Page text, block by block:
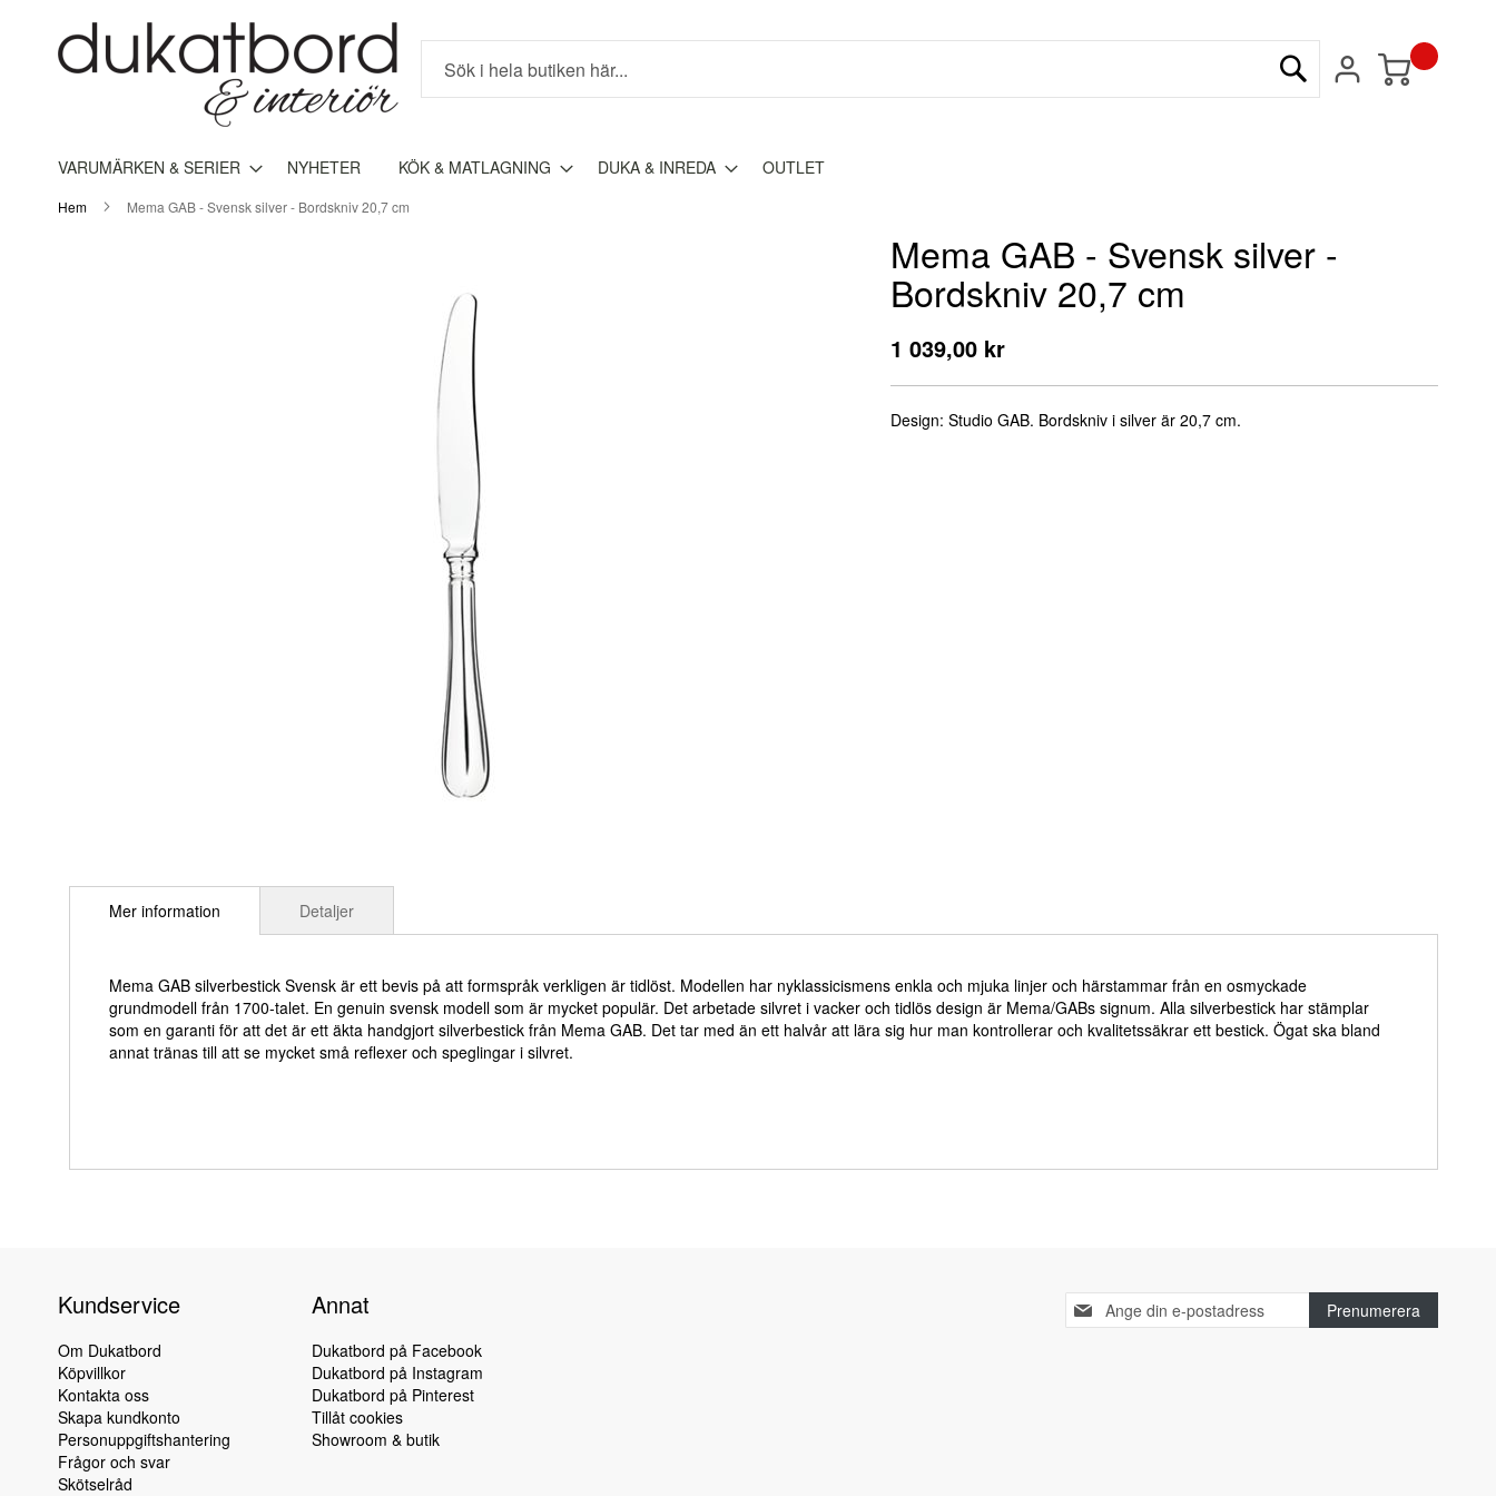
Min kundvagn
Sök
VARUMÄRKEN & SERIER NYHETER KÖK & MATLAGNING DUKA & INREDA OUTLET
Hem Mema GAB - Svensk silver - Bordskniv 20,7 cm
Mema GAB - Svensk silver -
Bordskniv 20,7 cm
1 039,00 kr
Design: Studio GAB. Bordskniv i silver är 20,7 cm.
till
börjanMer information
Mema GAB silverbestick Svensk är ett bevis på att formspråk verkligen är tidlöst. Modellen har nyklassicismens enkla och mjuka linjer och härstammar från en osmyckade
grundmodell från 1700-talet. En genuin svensk modell som är mycket populär. Det arbetade silvret i vacker och tidlös design är Mema/GABs signum. Alla silverbestick har stämplar
som en garanti för att det är ett äkta handgjort silverbestick från Mema GAB. Det tar med än ett halvår att lära sig hur man kontrollerar och kvalitetssäkrar ett bestick. Ögat ska bland
annat tränas till att se mycket små reflexer och speglingar i silvret.
Detaljer
Kundservice
Om Dukatbord
Köpvillkor
Kontakta oss
Skapa kundkonto
Personuppgiftshantering
Frågor och svar
Skötselråd
Annat
Dukatbord på Facebook
Dukatbord på Instagram
Dukatbord på Pinterest
Tillåt cookies
Showroom & butik
Sign
Up
Prenumerera